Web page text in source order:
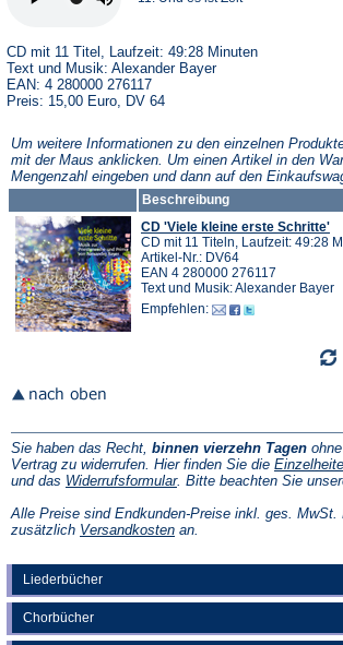
Liederbücher
Chorbücher
CD mit 11 Titel, Laufzeit: 49:28 Minuten
Text und Musik: Alexander Bayer
EAN: 4 280000 276117
Preis: 15,00 Euro, DV 64
Um weitere Informationen zu den einzelnen
mit der Maus anklicken. Um einen Artikel in den
Mengenzahl eingeben und dann auf den
Beschreibung
CD 'Viele kleine erste Schritte'
CD mit 11 Titeln, Laufzeit: 49:28
Artikel-Nr.: DV64
EAN 4 280000 276117
Text und Musik: Alexander Bayer
Empfehlen:
Sie haben das Recht, binnen vierzehn Tagen
Vertrag zu widerrufen. Hier finden Sie die
und das Widerrufsformular(Öffnet
einem
neuen
. Bitte beachten Sie
Alle Preise sind Endkunden-Preise inkl. ges.
zusätzlich Versandkosten(Öffnet
an.